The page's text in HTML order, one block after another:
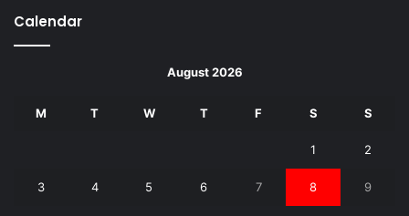
Calendar
August 2026
M T W T F S S
1 2
3 4 5 6 7 8 9